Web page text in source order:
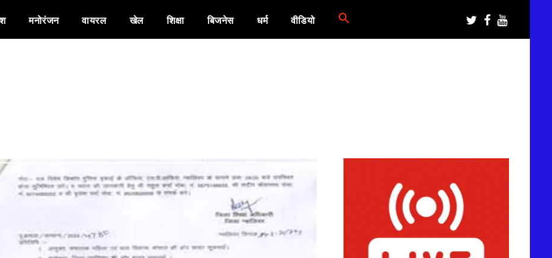
मनोरंजन वायरल खेल शिक्षा बिजनेस धर्म वीडियो